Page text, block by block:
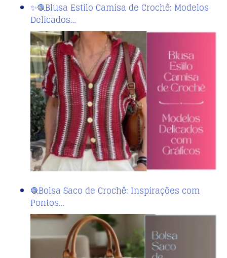
✨🧶Blusa Estilo Camisa de Crochê: Modelos
Delicados…
🧶Bolsa Saco de Crochê: Inspirações com
Pontos…